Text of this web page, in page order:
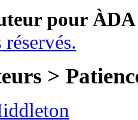
pour ÀDA
>